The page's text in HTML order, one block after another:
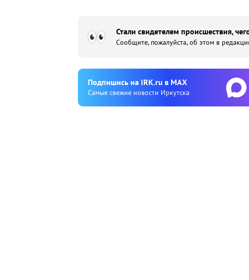
Стали свидетелем происшествия,
Сообщите, пожалуйста, об этом в
Подпишиcь на IRK.ru в MAX
Cамые свежие новости Иркутска